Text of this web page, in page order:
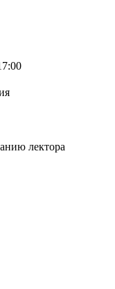
лектора